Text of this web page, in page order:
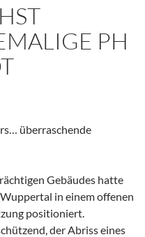
PH
überraschende
Gebäudes hatte
in einem offenen
positioniert.
der Abriss eines